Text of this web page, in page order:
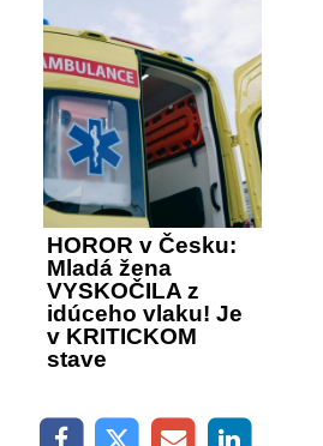
HOROR v Česku:
Mladá žena
VYSKOČILA z
idúceho vlaku! Je
v KRITICKOM
stave